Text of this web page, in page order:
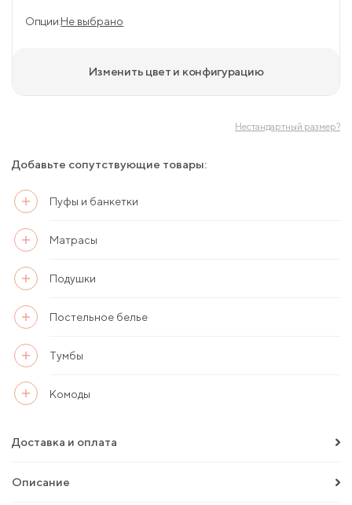
Опции:Не выбрано
Изменить цвет и конфигурацию
Нестандартный размер?
Добавьте сопутствующие товары:
Пуфы и банкетки
Матрасы
Подушки
Постельное белье
Тумбы
Комоды
Доставка и оплата
Описание